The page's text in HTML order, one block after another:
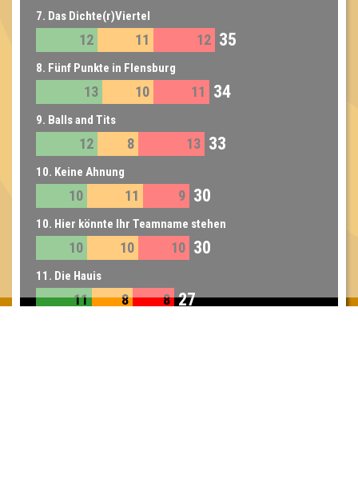
7. Das Dichte(r)Viertel
12 11 12 35
8. Fünf Punkte in Flensburg
13 10 11 34
9. Balls and Tits
12 8 13 33
10. Keine Ahnung
10 11 9 30
10. Hier könnte Ihr Teamname stehen
10 10 10 30
11. Die Hauis
11 8 8 27